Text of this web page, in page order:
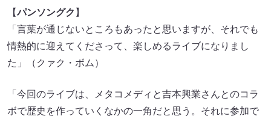
【パンソングク 】
「言葉が通じないところもあったと思いますが、それでも
情熱的に迎えてくださって、楽しめるライブになりまし
た」（クァク・ボム）
「今回のライブは、メタコメディと吉本興業さんとのコラ
ボで歴史を作っていくなかの一角だと思う。それに参加で